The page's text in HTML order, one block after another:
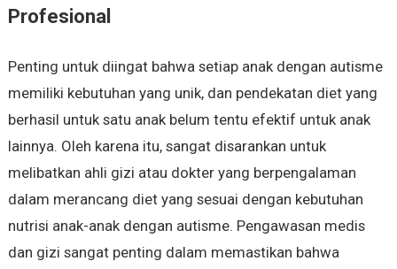
Profesional
Penting untuk diingat bahwa setiap anak dengan autisme
memiliki kebutuhan yang unik, dan pendekatan diet yang
berhasil untuk satu anak belum tentu efektif untuk anak
lainnya. Oleh karena itu, sangat disarankan untuk
melibatkan ahli gizi atau dokter yang berpengalaman
dalam merancang diet yang sesuai dengan kebutuhan
nutrisi anak-anak dengan autisme. Pengawasan medis
dan gizi sangat penting dalam memastikan bahwa